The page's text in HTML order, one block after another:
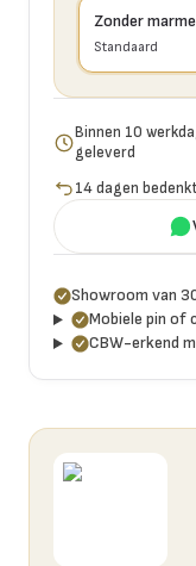
Zonder
Standaard
Binnen 10
geleverd
14 dagen
Showroom van
Mobiele pin of
CBW-erkend